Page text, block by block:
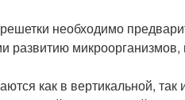
необходимо
развитию
как в вертикальной, так